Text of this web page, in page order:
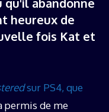
heureux de
fois Kat et
sur PS4, que
permis de me